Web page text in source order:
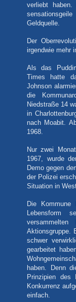
verliebt
Geldquelle.
Der
irgendwie mehr
Als das
Times hatte
Johnson
die
Niedstraße 14
in
nach Moabit.
1968.
Nur zwei
1967, wurde
Demo gegen
der Polizei
Situation in
Die
Aktionsgruppe.
schwer
gearbeitet
haben. Denn
Prinzipien des
Konkurrenz
einfach.